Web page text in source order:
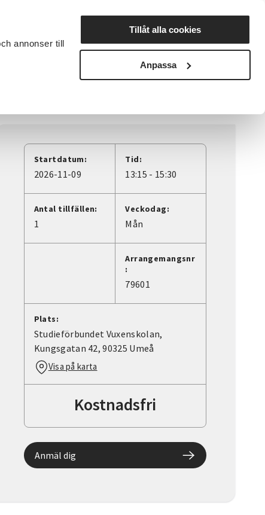
annonser till
Tillåt alla cookies
Anpassa
Nyheter Avdelningar
Startdatum:
2026-11-09
Tid:
13:15 - 15:30
Antal tillfällen:
1
Veckodag:
Mån
Arrangemangsnr
:
79601
Plats:
Studieförbundet Vuxenskolan,
Kungsgatan 42, 90325 Umeå
Visa på karta
Kostnadsfri
Anmäl dig